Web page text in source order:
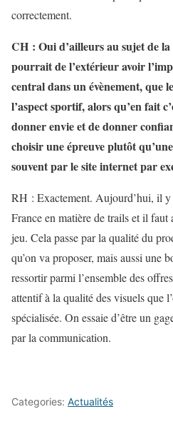
correctement.
CH : Oui d’ailleurs au sujet de
pourrait de l’extérieur avoir
central dans un évènement, que
l’aspect sportif, alors qu’en fait
donner envie et de donner
choisir une épreuve plutôt
souvent par le site internet par
RH : Exactement. Aujourd’hui, il y
France en matière de trails et il
jeu. Cela passe par la qualité du
qu’on va proposer, mais aussi une
ressortir parmi l’ensemble des
attentif à la qualité des visuels que
spécialisée. On essaie d’être un
par la communication.
Categories: Actualités